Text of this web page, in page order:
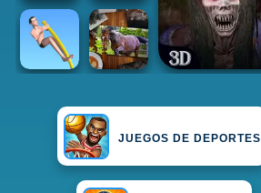
JUEGOS DE DEPORTES